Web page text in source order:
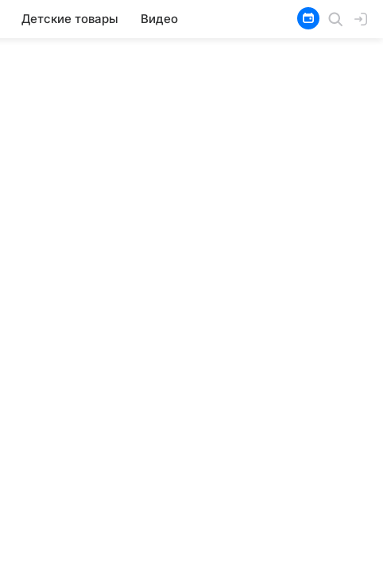
Детские товары Видео